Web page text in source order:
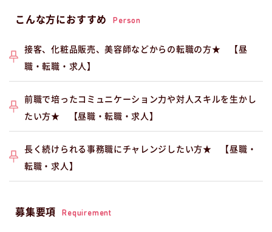
こんな方におすすめ Person
接客、化粧品販売、美容師などからの転職の方★ 【昼
職・転職・求人】
前職で培ったコミュニケーション力や対人スキルを生かし
たい方★ 【昼職・転職・求人】
長く続けられる事務職にチャレンジしたい方★ 【昼職・
転職・求人】
募集要項 Requirement